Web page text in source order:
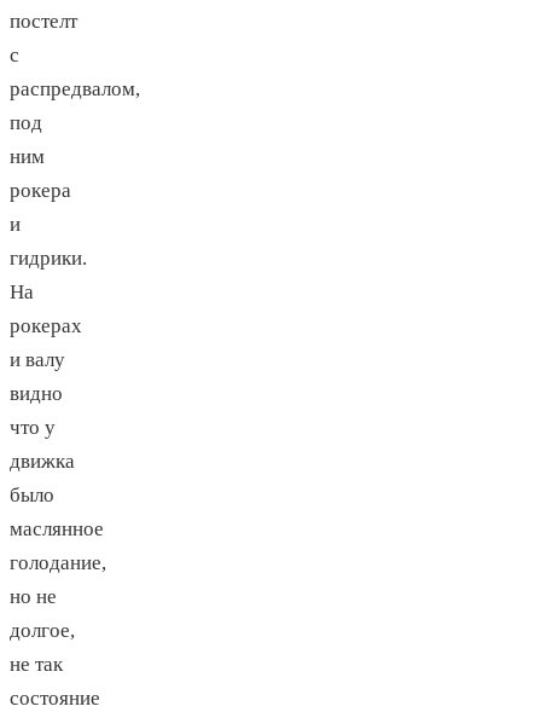
постелт
с
распредвалом,
под
ним
рокера
и
гидрики.
На
рокерах
и валу
видно
что у
движка
было
маслянное
голодание,
но не
долгое,
не так
состояние